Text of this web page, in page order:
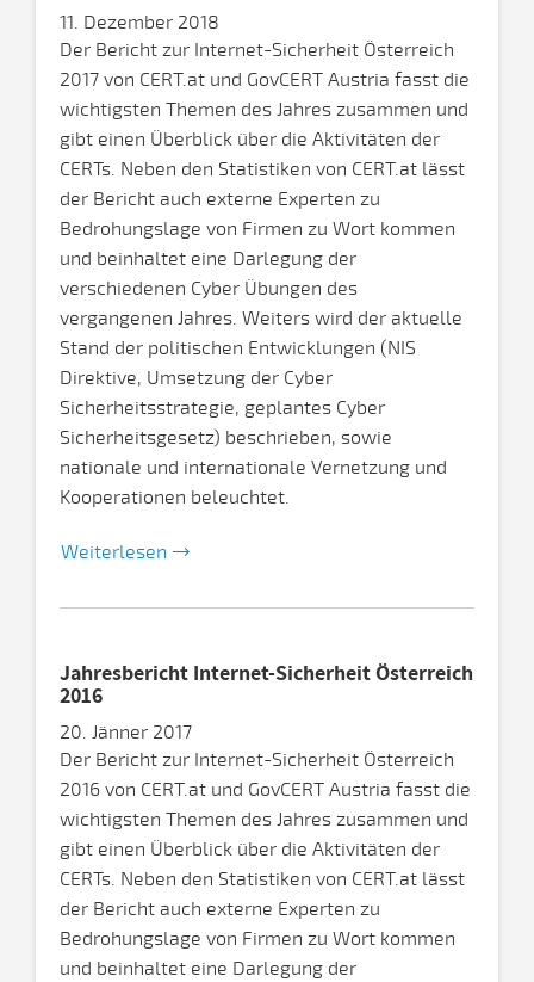
11. Dezember 2018
Der Bericht zur Internet-Sicherheit Österreich
2017 von CERT.at und GovCERT Austria fasst die
wichtigsten Themen des Jahres zusammen und
gibt einen Überblick über die Aktivitäten der
CERTs. Neben den Statistiken von CERT.at lässt
der Bericht auch externe Experten zu
Bedrohungslage von Firmen zu Wort kommen
und beinhaltet eine Darlegung der
verschiedenen Cyber Übungen des
vergangenen Jahres. Weiters wird der aktuelle
Stand der politischen Entwicklungen (NIS
Direktive, Umsetzung der Cyber
Sicherheitsstrategie, geplantes Cyber
Sicherheitsgesetz) beschrieben, sowie
nationale und internationale Vernetzung und
Kooperationen beleuchtet.
Weiterlesen
Jahresbericht Internet-Sicherheit Österreich
2016
20. Jänner 2017
Der Bericht zur Internet-Sicherheit Österreich
2016 von CERT.at und GovCERT Austria fasst die
wichtigsten Themen des Jahres zusammen und
gibt einen Überblick über die Aktivitäten der
CERTs. Neben den Statistiken von CERT.at lässt
der Bericht auch externe Experten zu
Bedrohungslage von Firmen zu Wort kommen
und beinhaltet eine Darlegung der